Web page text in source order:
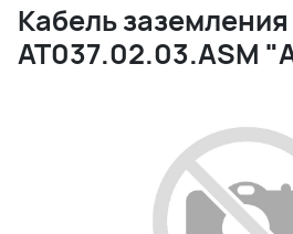
Кабель заземления
АТ037.02.03.АSM